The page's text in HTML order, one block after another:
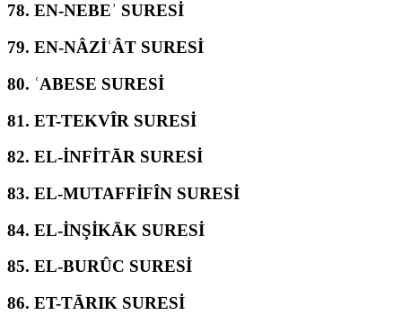
78. EN-NEBEʾ SURESİ
79. EN-NÂZİʿÂT SURESİ
80. ʿABESE SURESİ
81. ET-TEKVÎR SURESİ
82. EL-İNFİTĀR SURESİ
83. EL-MUTAFFİFÎN SURESİ
84. EL-İNŞİKĀK SURESİ
85. EL-BURÛC SURESİ
86. ET-TĀRIK SURESİ